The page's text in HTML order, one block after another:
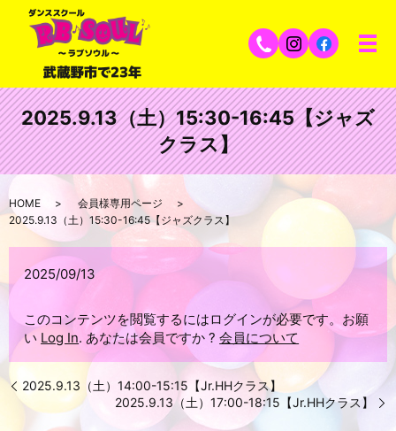
2025.9.13（土）15:30-16:45【ジャズ
クラス】
HOME
会員様専用ページ
2025.9.13（土）15:30-16:45【ジャズクラス】
2025/09/13
このコンテンツを閲覧するにはログインが必要です。お願
い Log In. あなたは会員ですか ?会員について
2025.9.13（土）14:00-15:15【Jr.HHクラス】
2025.9.13（土）17:00-18:15【Jr.HHクラス】